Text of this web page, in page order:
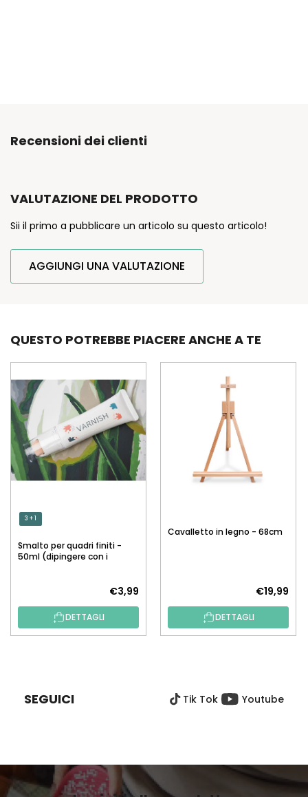
Recensioni dei clienti
VALUTAZIONE DEL PRODOTTO
Sii il primo a pubblicare un articolo su questo articolo!
AGGIUNGI UNA VALUTAZIONE
QUESTO POTREBBE PIACERE ANCHE A TE
3 + 1
Smalto per quadri finiti -
50ml (dipingere con i
€3,99
DETTAGLI
Cavalletto in legno - 68cm
€19,99
DETTAGLI
G
SEGUICI Tik Tok Youtube